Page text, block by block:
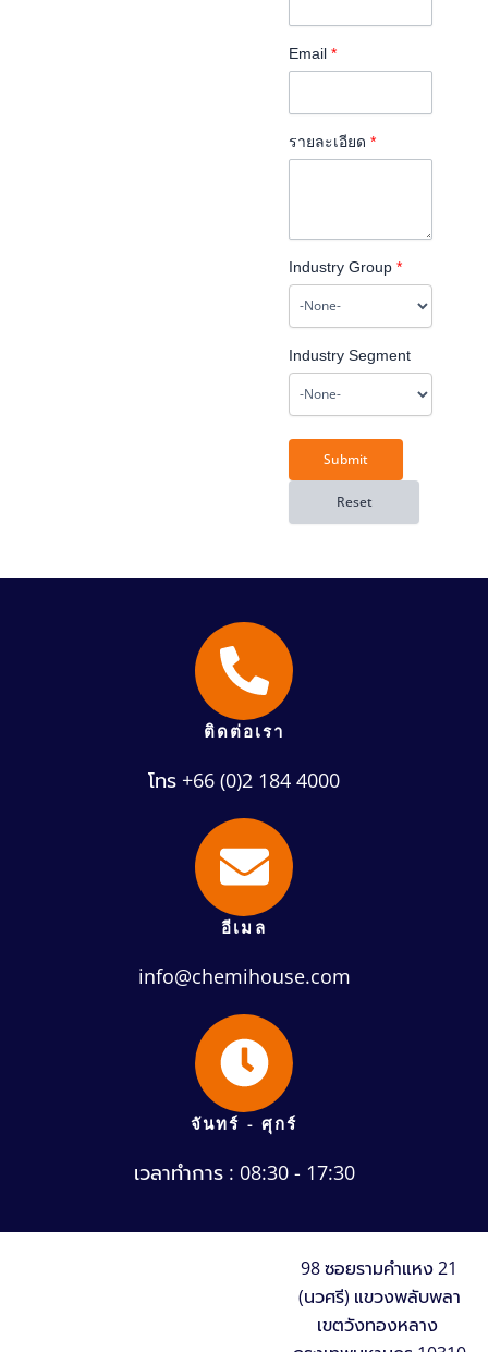
Email *
รายละเอียด *
Industry Group *
Industry Segment
ติดต่อเรา
โทร +66 (0)2 184 4000
อีเมล
info@chemihouse.com
จันทร์ - ศุกร์
เวลาทำการ : 08:30 - 17:30
98 ซอยรามคำแหง 21
(นวศรี) แขวงพลับพลา
เขตวังทองหลาง